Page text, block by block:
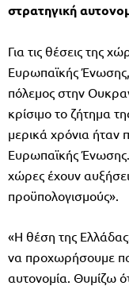
στρατηγική
Για τις θέσεις της
Ευρωπαϊκής
πόλεμος στην
κρίσιμο το ζήτημα
μερικά χρόνια ήταν
Ευρωπαϊκής Ένωσης.
χώρες έχουν
προϋπολογισμούς».
«Η θέση της
να προχωρήσουμε
αυτονομία. Θυμίζω